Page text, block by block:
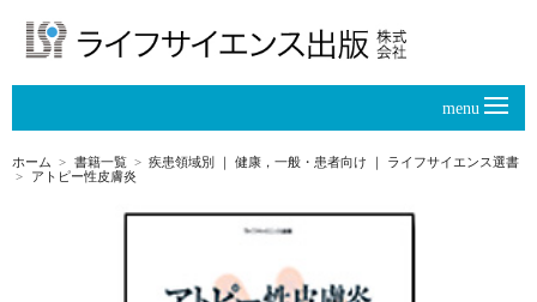
menu
ホーム 書籍一覧 疾患領域別 ｜健康，一般・患者向け
ライフサイエンス選書
アトピー性皮膚炎